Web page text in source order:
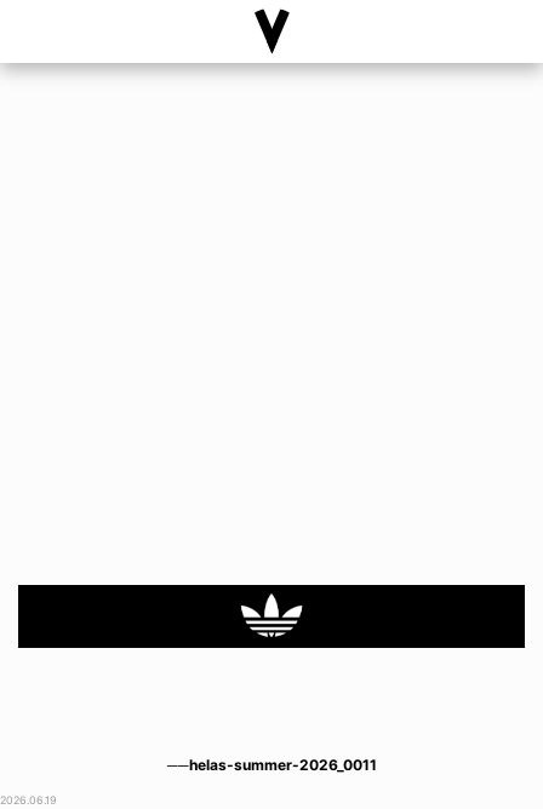
──helas-summer-2026_0011
2026.06.19